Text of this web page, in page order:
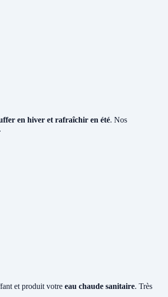
en hiver et rafraîchir en été. Nos
et produit votre eau chaude sanitaire. Très